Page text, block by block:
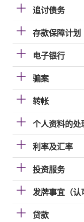
追讨债务
存款保障计划
电子银行
骗案
转帐
个人资料的处
利率及汇率
投资服务
发牌事宜（认
贷款